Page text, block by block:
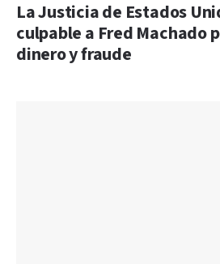
La Justicia de Estados
culpable a Fred Machado
dinero y fraude